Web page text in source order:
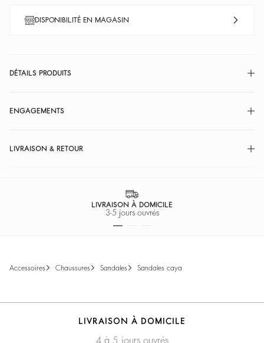
DISPONIBILITÉ EN MAGASIN
DÉTAILS PRODUITS
ENGAGEMENTS
LIVRAISON & RETOUR
LIVRAISON À DOMICILE
3-5 jours ouvrés
accessoires chaussures sandales sandales caya
LIVRAISON À DOMICILE
4 à 5 jours ouvrés